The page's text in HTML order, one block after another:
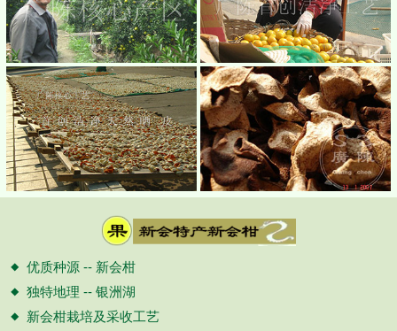
优质种源 -- 新会柑
独特地理 -- 银洲湖
新会柑栽培及采收工艺